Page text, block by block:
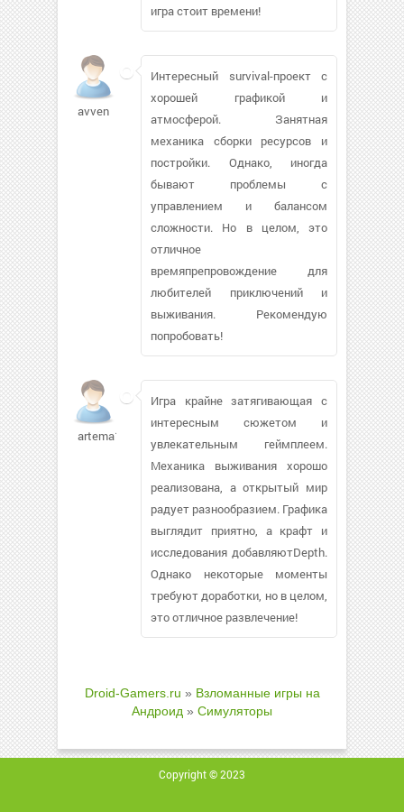
игра стоит времени!
avven
Интересный survival-проект с
хорошей графикой и
атмосферой. Занятная
механика сборки ресурсов и
постройки. Однако, иногда
бывают проблемы с
управлением и балансом
сложности. Но в целом, это
отличное
времяпрепровождение для
любителей приключений и
выживания. Рекомендую
попробовать!
artema1804536
Игра крайне затягивающая с
интересным сюжетом и
увлекательным геймплеем.
Механика выживания хорошо
реализована, а открытый мир
радует разнообразием. Графика
выглядит приятно, а крафт и
исследования добавляютDepth.
Однако некоторые моменты
требуют доработки, но в целом,
это отличное развлечение!
Droid-Gamers.ru » Взломанные игры на
Андроид » Симуляторы
Copyright © 2023